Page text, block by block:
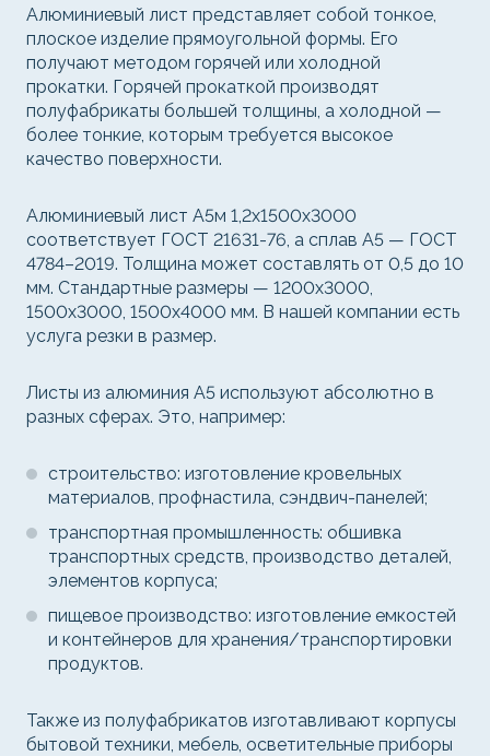
Алюминиевый лист представляет собой тонкое,
плоское изделие прямоугольной формы. Его
получают методом горячей или холодной
прокатки. Горячей прокаткой производят
полуфабрикаты большей толщины, а холодной —
более тонкие, которым требуется высокое
качество поверхности.
Алюминиевый лист А5м 1,2х1500х3000
соответствует ГОСТ 21631-76, а сплав А5 — ГОСТ
4784–2019. Толщина может составлять от 0,5 до 10
мм. Стандартные размеры — 1200x3000,
1500x3000, 1500x4000 мм. В нашей компании есть
услуга резки в размер.
Листы из алюминия А5 используют абсолютно в
разных сферах. Это, например:
строительство: изготовление кровельных
материалов, профнастила, сэндвич-панелей;
транспортная промышленность: обшивка
транспортных средств, производство деталей,
элементов корпуса;
пищевое производство: изготовление емкостей
и контейнеров для хранения/транспортировки
продуктов.
Также из полуфабрикатов изготавливают корпусы
бытовой техники, мебель, осветительные приборы